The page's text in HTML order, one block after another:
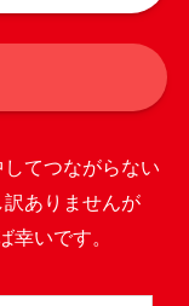
てつながらない
ありませんが
幸いです。